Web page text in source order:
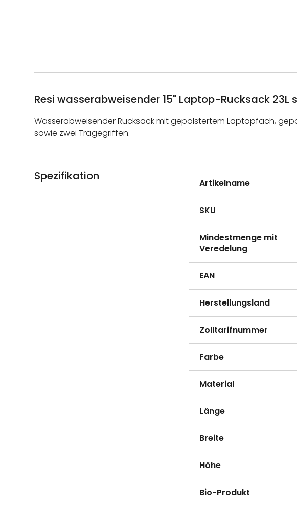
Resi wasserabweisender 15" Laptop-Rucksack 23L
Wasserabweisender Rucksack mit gepolstertem Laptopfach,
sowie zwei Tragegriffen.
Spezifikation
Informationen
Artikelname
SKU
Mindestmenge mit
Veredelung
EAN
Herstellungsland
Zolltarifnummer
Farbe
Material
Länge
Breite
Höhe
Bio-Produkt